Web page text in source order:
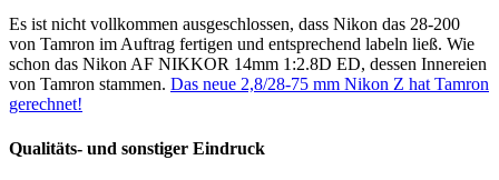
Es ist nicht vollkommen ausgeschlossen, dass Nikon das 28-200
von Tamron im Auftrag fertigen und entsprechend labeln ließ. Wie
schon das Nikon AF NIKKOR 14mm 1:2.8D ED, dessen Innereien
von Tamron stammen. Das neue 2,8/28-75 mm Nikon Z hat Tamron
gerechnet!
Qualitäts- und sonstiger Eindruck